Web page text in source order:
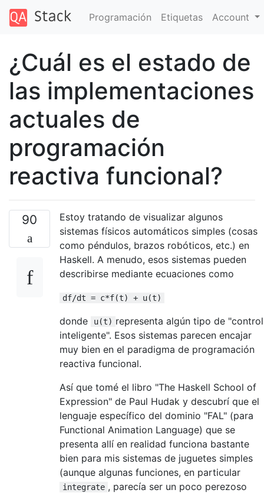
Programación Etiquetas Account
¿Cuál es el estado de
las implementaciones
actuales de
programación
reactiva funcional?
90
Estoy tratando de visualizar algunos
sistemas físicos automáticos simples (cosas
como péndulos, brazos robóticos, etc.) en
Haskell. A menudo, esos sistemas pueden
describirse mediante ecuaciones como
df/dt = c*f(t) + u(t)
donde u(t) representa algún tipo de "control
inteligente". Esos sistemas parecen encajar
muy bien en el paradigma de programación
reactiva funcional.
Así que tomé el libro "The Haskell School of
Expression" de Paul Hudak y descubrí que el
lenguaje específico del dominio "FAL" (para
Functional Animation Language) que se
presenta allí en realidad funciona bastante
bien para mis sistemas de juguetes simples
(aunque algunas funciones, en particular
integrate , parecía ser un poco perezoso